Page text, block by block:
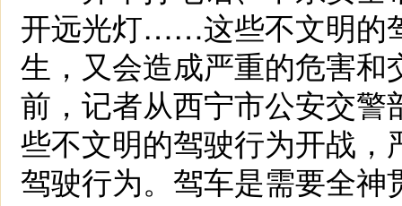
开远光灯……这些不文明的
生，又会造成严重的危害
前，记者从西宁市公安交
些不文明的驾驶行为开战，
驾驶行为。驾车是需要全